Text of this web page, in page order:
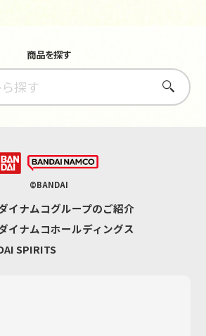
商品を探す
さがす
©BANDAI
イナムコグループのご紹介
イナムコホールディングス
SPIRITS